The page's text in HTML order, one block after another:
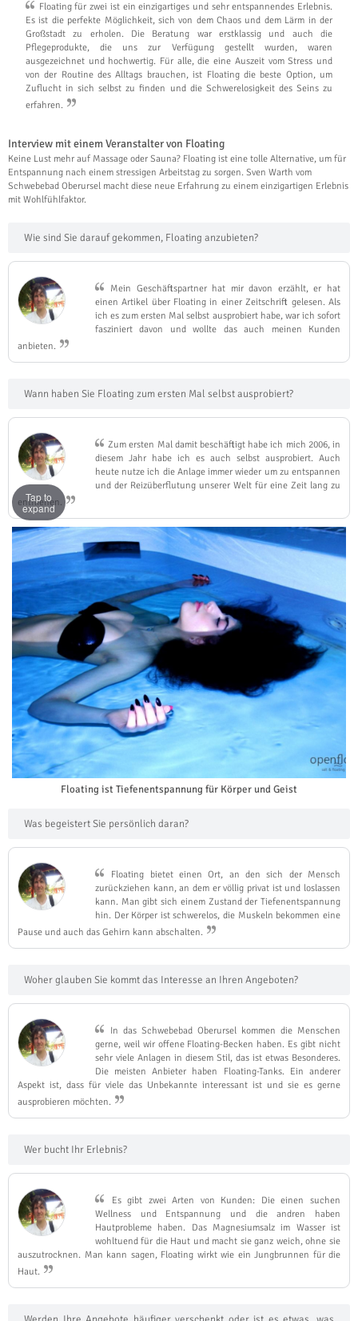
Floating für zwei ist ein einzigartiges und sehr entspannendes Erlebnis.
Es ist die perfekte Möglichkeit, sich von dem Chaos und dem Lärm in der
Großstadt zu erholen. Die Beratung war erstklassig und auch die
Pflegeprodukte, die uns zur Verfügung gestellt wurden, waren
ausgezeichnet und hochwertig. Für alle, die eine Auszeit vom Stress und
von der Routine des Alltags brauchen, ist Floating die beste Option, um
Zuflucht in sich selbst zu finden und die Schwerelosigkeit des Seins zu
erfahren.
Interview mit einem Veranstalter von Floating
Keine Lust mehr auf Massage oder Sauna? Floating ist eine tolle Alternative, um für
Entspannung nach einem stressigen Arbeitstag zu sorgen. Sven Warth vom
Schwebebad Oberursel macht diese neue Erfahrung zu einem einzigartigen Erlebnis
mit Wohlfühlfaktor.
Wie sind Sie darauf gekommen, Floating anzubieten?
Mein Geschäftspartner hat mir davon erzählt, er hat
einen Artikel über Floating in einer Zeitschrift gelesen. Als
ich es zum ersten Mal selbst ausprobiert habe, war ich sofort
fasziniert davon und wollte das auch meinen Kunden
anbieten.
Wann haben Sie Floating zum ersten Mal selbst ausprobiert?
Zum ersten Mal damit beschäftigt habe ich mich 2006, in
diesem Jahr habe ich es auch selbst ausprobiert. Auch
heute nutze ich die Anlage immer wieder um zu entspannen
und der Reizüberflutung unserer Welt für eine Zeit lang zu
entfliehen.
Tap to
expand
Floating ist Tiefenentspannung für Körper und Geist
Was begeistert Sie persönlich daran?
Floating bietet einen Ort, an den sich der Mensch
zurückziehen kann, an dem er völlig privat ist und loslassen
kann. Man gibt sich einem Zustand der Tiefenentspannung
hin. Der Körper ist schwerelos, die Muskeln bekommen eine
Pause und auch das Gehirn kann abschalten.
Woher glauben Sie kommt das Interesse an Ihren Angeboten?
In das Schwebebad Oberursel kommen die Menschen
gerne, weil wir offene Floating-Becken haben. Es gibt nicht
sehr viele Anlagen in diesem Stil, das ist etwas Besonderes.
Die meisten Anbieter haben Floating-Tanks. Ein anderer
Aspekt ist, dass für viele das Unbekannte interessant ist und sie es gerne
ausprobieren möchten.
Wer bucht Ihr Erlebnis?
Es gibt zwei Arten von Kunden: Die einen suchen
Wellness und Entspannung und die andren haben
Hautprobleme haben. Das Magnesiumsalz im Wasser ist
wohltuend für die Haut und macht sie ganz weich, ohne sie
auszutrocknen. Man kann sagen, Floating wirkt wie ein Jungbrunnen für die
Haut.